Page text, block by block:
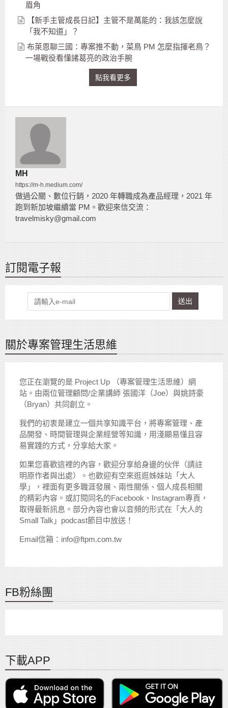
眉角
【新手主管成長日記】主管不是萬能的：我該怎麼說
「我不知道」？
布萊恩聊三國：專案推不動，菜鳥 PM 怎麼指揮老鳥？
一場戰役看懂諸葛亮的政治手腕
點我看更多
MH
https://m-h.medium.com/
做過公關、數位行銷，2020 年轉職成為產品經理，2021 年
跑到新加坡繼續當 PM。歡迎來信交流：
travelmisky@gmail.com
訂閱電子報
送出
關於專案管理生活思維
您正在瀏覽的是 Project Up （專案管理生活思維）網
站。由兩位管理顧問/企業講師 張國洋（Joe）與姚詩豪
（Bryan）共同創立。
我們的初衷是建立一個共享知識平台，將專案管理、產
品開發、時間管理與企業經營等知識，用淺顯易懂且容
易實踐的方式，分享給大家。
如果您喜歡這裡的內容，歡迎分享給身邊的伙伴（請註
明原作者與出處）。也歡迎有空來逛逛姊妹站「大人
學」，裡面有更多職涯發展、兩性關係、個人成長相關
的精彩內容。或訂閱同名的Facebook、Instagram專頁，
取得最新訊息。部分內容也會以音頻的形式在「大人的
Small Talk」podcast節目中放送！
Email信箱：info@ftpm.com.tw
FB粉絲團
下載APP